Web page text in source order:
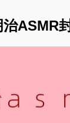
ASMR